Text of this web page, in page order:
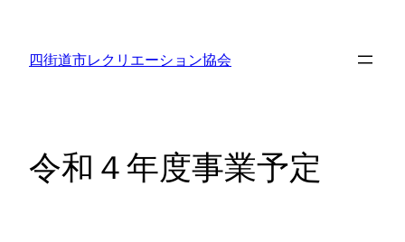
四街道市レクリエーション協会
令和４年度事業予定